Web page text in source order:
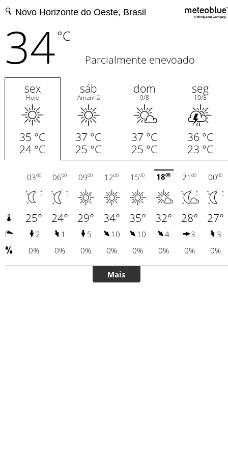
34°C
Parcialmente enevoado
sex
Hoje
35 °C
24 °C
sáb
Amanhã
37 °C
25 °C
dom
9/8
37 °C
25 °C
seg
10/8
36 °C
23 °C
0300 0600 0900 1200 1500 1800 2100 0000
25° 24° 29° 34° 35° 32° 28° 27°
2 1 5 10 10 4 3
3
0%
0% 0% 0% 0% 0% 0% 0%
Mais